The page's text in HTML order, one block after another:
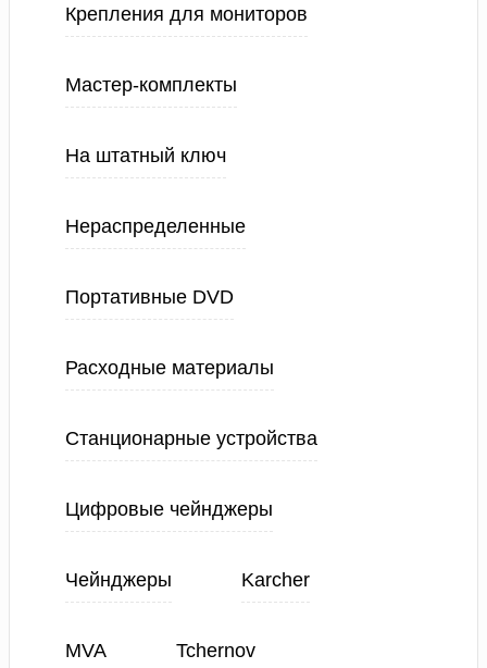
Крепления для мониторов
Мастер-комплекты
На штатный ключ
Нераспределенные
Портативные DVD
Расходные материалы
Станционарные устройства
Цифровые чейнджеры
Чейнджеры Karcher
MVA Tchernov